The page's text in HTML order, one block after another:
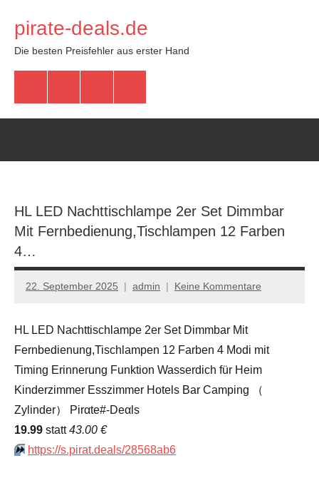
Inhalt
springen
pirate-deals.de
Die besten Preisfehler aus erster Hand
HL LED Nachttischlampe 2er Set Dimmbar
Mit Fernbedienung,Tischlampen 12 Farben
4…
22. September 2025 admin Keine Kommentare
HL LED Nachttischlampe 2er Set Dimmbar Mit
Fernbedienung,Tischlampen 12 Farben 4 Modi mit
Timing Erinnerung Funktion Wasserdich für Heim
Kinderzimmer Esszimmer Hotels Bar Camping （
Zylinder） Pirαtе#-Dеαls
19.99 statt43.00 €
⏩️ https://s.pirat.deals/28568ab6